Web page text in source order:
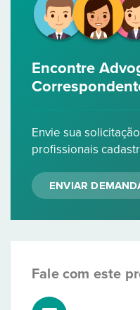
Encontre
Envie sua
profissionais
ENVIAR
Fale com este